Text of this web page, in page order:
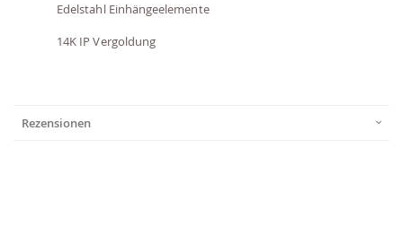
Edelstahl Einhängeelemente
14K IP Vergoldung
Rezensionen